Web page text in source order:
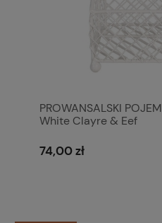
PROWANSALSKI
White Clayre & Eef
74,00 zł